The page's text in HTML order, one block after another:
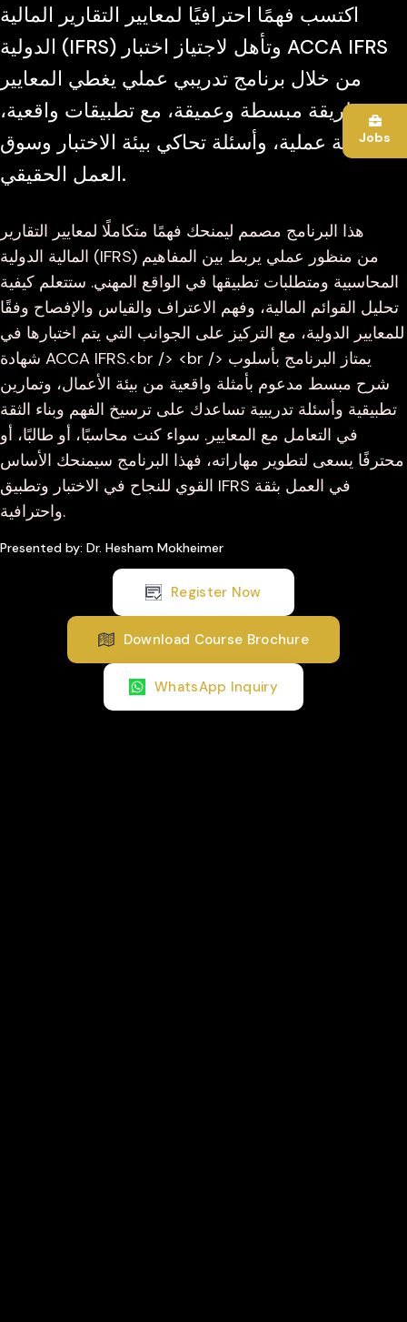
اكتسب فهمًا احترافيًا لمعايير التقارير المالية
الدولية (IFRS) وتأهل لاجتياز اختبار ACCA IFRS
من خلال برنامج تدريبي عملي يغطي المعايير
بطريقة مبسطة وعميقة، مع تطبيقات واقعية،
أمثلة عملية، وأسئلة تحاكي بيئة الاختبار وسوق
العمل الحقيقي.
هذا البرنامج مصمم ليمنحك فهمًا متكاملًا لمعايير التقارير
المالية الدولية (IFRS) من منظور عملي يربط بين المفاهيم
المحاسبية ومتطلبات تطبيقها في الواقع المهني. ستتعلم كيفية
تحليل القوائم المالية، وفهم الاعتراف والقياس والإفصاح وفقًا
للمعايير الدولية، مع التركيز على الجوانب التي يتم اختبارها في
شهادة ACCA IFRS.<br /> <br /> يمتاز البرنامج بأسلوب
شرح مبسط مدعوم بأمثلة واقعية من بيئة الأعمال، وتمارين
تطبيقية وأسئلة تدريبية تساعدك على ترسيخ الفهم وبناء الثقة
في التعامل مع المعايير. سواء كنت محاسبًا، أو طالبًا، أو
محترفًا يسعى لتطوير مهاراته، فهذا البرنامج سيمنحك الأساس
القوي للنجاح في الاختبار وتطبيق IFRS في العمل بثقة
واحترافية.
Presented by: Dr. Hesham Mokheimer
Register Now
Download Course Brochure
WhatsApp Inquiry
Jobs